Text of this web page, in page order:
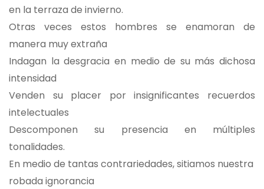
en la terraza de invierno.
Otras veces estos hombres se enamoran de
manera muy extraña
Indagan la desgracia en medio de su más dichosa
intensidad
Venden su placer por insignificantes recuerdos
intelectuales
Descomponen su presencia en múltiples
tonalidades.
En medio de tantas contrariedades, sitiamos nuestra
robada ignorancia